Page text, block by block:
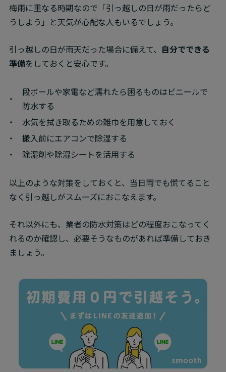
梅雨に重なる時期なので「引っ越しの日が雨だったらど
うしよう」と天気が心配な人もいるでしょう。
引っ越しの日が雨天だった場合に備えて、 自分でできる
準備をしておくと安心です。
段ボールや家電など濡れたら困るものはビニールで
防水する
水気を拭き取るための雑巾を用意しておく
搬入前にエアコンで除湿する
除湿剤や除湿シートを活用する
以上のような対策をしておくと、当日雨でも慌てること
なく引っ越しがスムーズにおこなえます。
それ以外にも、業者の防水対策はどの程度おこなってく
れるのか確認し、必要そうなものがあれば準備しておき
ましょう。